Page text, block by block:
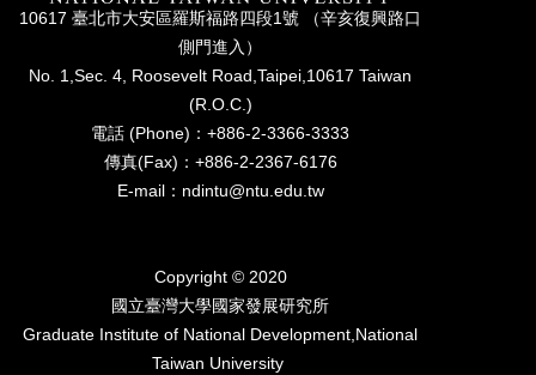
試
10617 臺北市⼤安區羅斯福路四段1號 （辛亥復興路⼝
側⾨進入）
No. 1,Sec. 4, Roosevelt Road,Taipei,10617 Taiwan
(R.O.C.)
電話 (Phone)：+886-2-3366-3333
傳真(Fax)：+886-2-2367-6176
E-mail：ndintu@ntu.edu.tw
Copyright © 2020
國立臺灣⼤學國家發展研究所
Graduate Institute of National Development,National
Taiwan University